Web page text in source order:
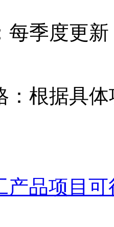
每季度更新
：根据具
产品项目